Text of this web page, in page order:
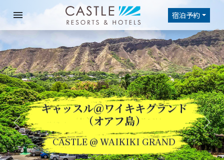
menu 宿泊予約
Previous Next
キャッスル＠ワイキキグランド
（オアフ島）
CASTLE @ WAIKIKI GRAND